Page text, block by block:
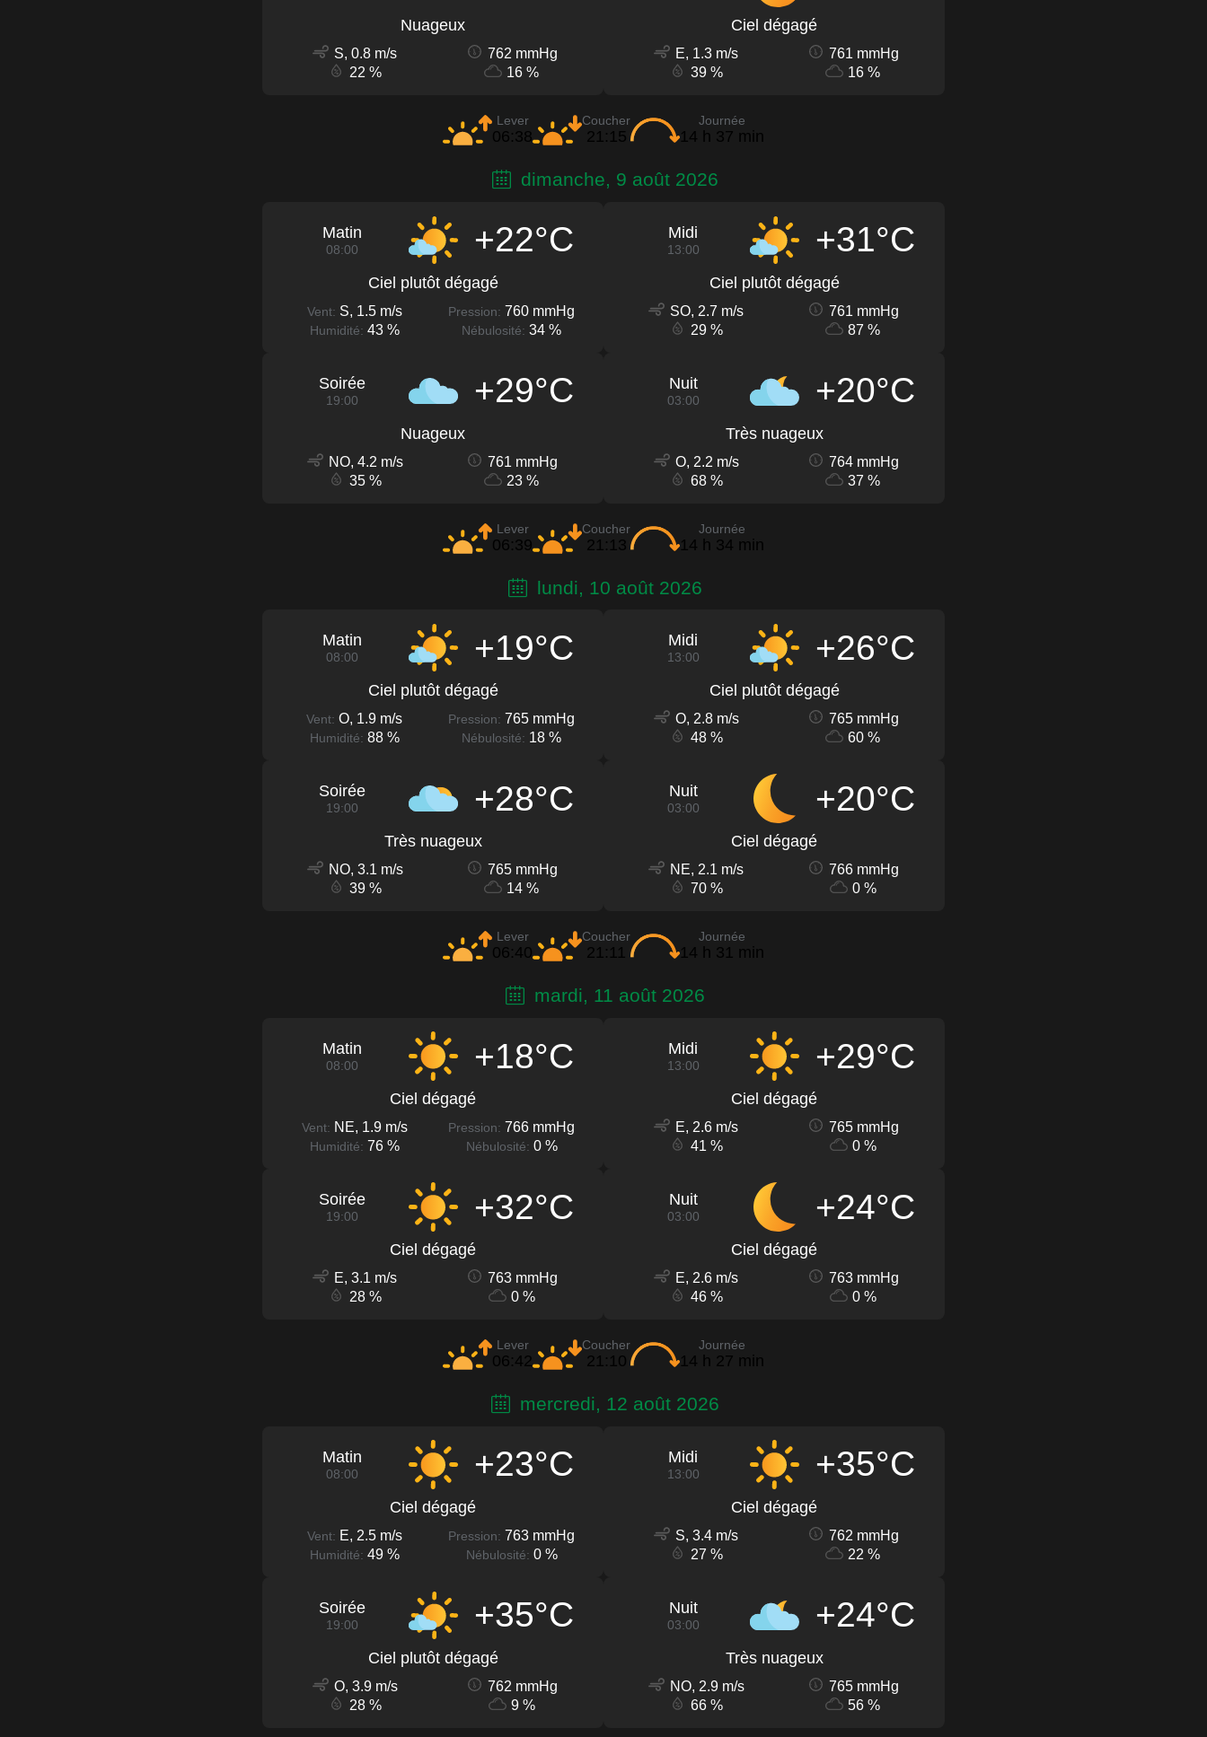
Nuageux
S, 0.8 m/s
762 mmHg
22 %
16 %
Ciel dégagé
E, 1.3 m/s
761 mmHg
39 %
16 %
Lever
06:38
Coucher
21:15
Journée
14 h 37 min
dimanche, 9 août 2026
Matin
08:00 +22°C
Ciel plutôt dégagé
Vent: S, 1.5 m/s Pression: 760 mmHg
Humidité: 43 % Nébulosité: 34 %
Midi
13:00 +31°C
Ciel plutôt dégagé
SO, 2.7 m/s
761 mmHg
29 %
87 %
Soirée
19:00 +29°C
Nuageux
NO, 4.2 m/s
761 mmHg
35 %
23 %
Nuit
03:00 +20°C
Très nuageux
O, 2.2 m/s
764 mmHg
68 %
37 %
Lever
06:39
Coucher
21:13
Journée
14 h 34 min
lundi, 10 août 2026
Matin
08:00 +19°C
Ciel plutôt dégagé
Vent: O, 1.9 m/s Pression: 765 mmHg
Humidité: 88 % Nébulosité: 18 %
Midi
13:00 +26°C
Ciel plutôt dégagé
O, 2.8 m/s
765 mmHg
48 %
60 %
Soirée
19:00 +28°C
Très nuageux
NO, 3.1 m/s
765 mmHg
39 %
14 %
Nuit
03:00 +20°C
Ciel dégagé
NE, 2.1 m/s
766 mmHg
70 %
0 %
Lever
06:40
Coucher
21:11
Journée
14 h 31 min
mardi, 11 août 2026
Matin
08:00 +18°C
Ciel dégagé
Vent: NE, 1.9 m/s Pression: 766 mmHg
Humidité: 76 % Nébulosité: 0 %
Midi
13:00 +29°C
Ciel dégagé
E, 2.6 m/s
765 mmHg
41 %
0 %
Soirée
19:00 +32°C
Ciel dégagé
E, 3.1 m/s
763 mmHg
28 %
0 %
Nuit
03:00 +24°C
Ciel dégagé
E, 2.6 m/s
763 mmHg
46 %
0 %
Lever
06:42
Coucher
21:10
Journée
14 h 27 min
mercredi, 12 août 2026
Matin
08:00 +23°C
Ciel dégagé
Vent: E, 2.5 m/s Pression: 763 mmHg
Humidité: 49 % Nébulosité: 0 %
Midi
13:00 +35°C
Ciel dégagé
S, 3.4 m/s
762 mmHg
27 %
22 %
Soirée
19:00 +35°C
Ciel plutôt dégagé
O, 3.9 m/s
762 mmHg
28 %
9 %
Nuit
03:00 +24°C
Très nuageux
NO, 2.9 m/s
765 mmHg
66 %
56 %